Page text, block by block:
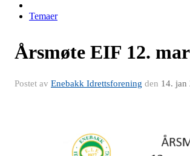
Temaer
Årsmøte EIF 12.
Postet av Enebakk Idrettsforening den 14. jan